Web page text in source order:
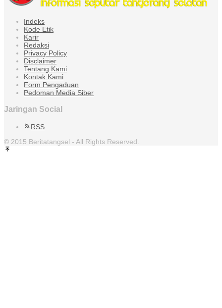
Indeks
Kode Etik
Karir
Redaksi
Privacy Policy
Disclaimer
Tentang Kami
Kontak Kami
Form Pengaduan
Pedoman Media Siber
Jaringan Social
RSS
© 2015 Beritatangsel - All Rights Reserved.